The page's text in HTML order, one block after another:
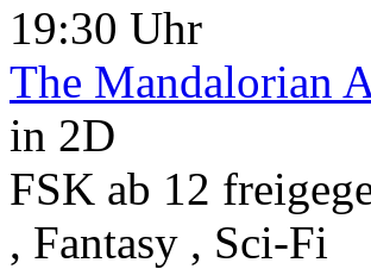
19:30 Uhr
The Mandalorian
in 2D
FSK ab 12
, Fantasy , Sci-Fi